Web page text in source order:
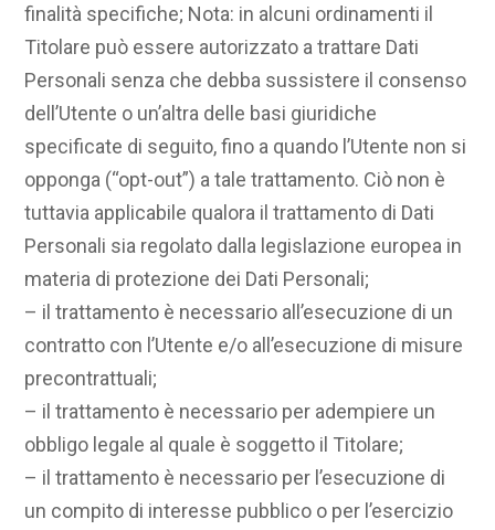
finalità specifiche; Nota: in alcuni ordinamenti il
Titolare può essere autorizzato a trattare Dati
Personali senza che debba sussistere il consenso
dell’Utente o un’altra delle basi giuridiche
specificate di seguito, fino a quando l’Utente non si
opponga (“opt-out”) a tale trattamento. Ciò non è
tuttavia applicabile qualora il trattamento di Dati
Personali sia regolato dalla legislazione europea in
materia di protezione dei Dati Personali;
– il trattamento è necessario all’esecuzione di un
contratto con l’Utente e/o all’esecuzione di misure
precontrattuali;
– il trattamento è necessario per adempiere un
obbligo legale al quale è soggetto il Titolare;
– il trattamento è necessario per l’esecuzione di
un compito di interesse pubblico o per l’esercizio